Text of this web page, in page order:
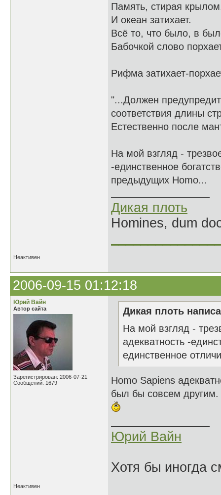
Память, стирая
И океан затихает.
Всё то, что было, в
Бабочкой слово
Рифма затихает-
"...Должен
соответствия длины
Естественно после
На мой взгляд -
-единственное
предыдущих Homo...
Дикая плоть
Homines, dum
Неактивен
2006-09-15 01:12:18
Юрий Вайн
Автор сайта
Зарегистрирован: 2006-07-21
Сообщений: 1679
Дикая плоть
На мой взгляд -
адекватность -
единственное
Homo Sapiens
был бы совсем другим.
Юрий Вайн
Хотя бы иногда
Неактивен